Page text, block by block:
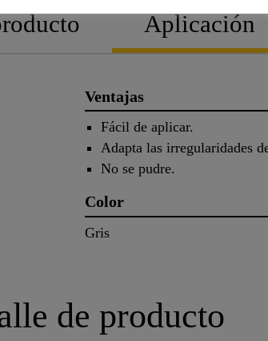
Aplicación
Ventajas
Fácil de aplicar.
Adapta las irregularidades
No se pudre.
Color
Gris
de producto